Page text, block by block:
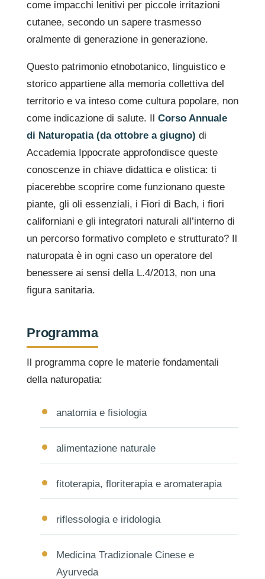
come impacchi lenitivi per piccole irritazioni
cutanee, secondo un sapere trasmesso
oralmente di generazione in generazione.
Questo patrimonio etnobotanico, linguistico e
storico appartiene alla memoria collettiva del
territorio e va inteso come cultura popolare, non
come indicazione di salute. Il Corso Annuale
di Naturopatia (da ottobre a giugno) di
Accademia Ippocrate approfondisce queste
conoscenze in chiave didattica e olistica: ti
piacerebbe scoprire come funzionano queste
piante, gli oli essenziali, i Fiori di Bach, i fiori
californiani e gli integratori naturali all’interno di
un percorso formativo completo e strutturato? Il
naturopata è in ogni caso un operatore del
benessere ai sensi della L.4/2013, non una
figura sanitaria.
Programma
Il programma copre le materie fondamentali
della naturopatia:
anatomia e fisiologia
alimentazione naturale
fitoterapia, floriterapia e aromaterapia
riflessologia e iridologia
Medicina Tradizionale Cinese e
Ayurveda